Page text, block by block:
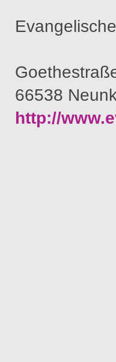
66538
http://